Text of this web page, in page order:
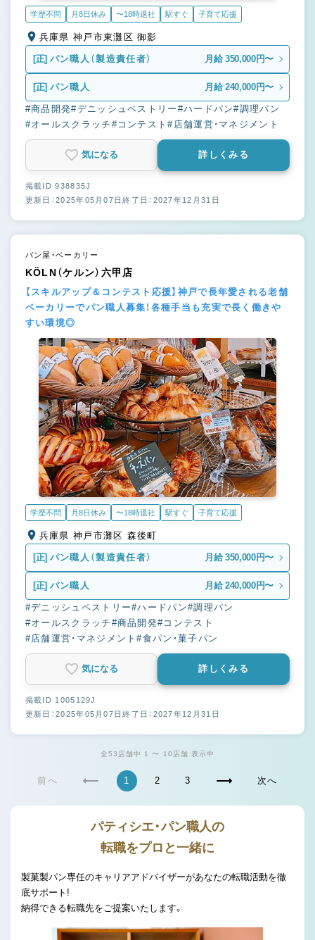
学歴不問 月8日休み 〜18時退社 駅すぐ 子育て応援
兵庫県 神戸市東灘区 御影
[正] パン職人（製造責任者） 月給 350,000円〜
[正] パン職人 月給 240,000円〜
#商品開発#デニッシュペストリー #ハードパン#調理パン
#オールスクラッチ #コンテスト#店舗運営・マネジメント
気になる 詳しくみる
掲載ID 938835J
更新日：2025年05月07日終了日：2027年12月31日
パン屋・ベーカリー
KÖLN（ケルン）六甲店
【スキルアップ＆コンテスト応援】神戸で長年愛される老舗
ベーカリーでパン職人募集！各種手当も充実で長く働きや
すい環境◎
学歴不問 月8日休み 〜18時退社 駅すぐ 子育て応援
兵庫県 神戸市灘区 森後町
[正] パン職人（製造責任者） 月給 350,000円〜
[正] パン職人 月給 240,000円〜
#デニッシュペストリー#ハードパン#調理パン
#オールスクラッチ #商品開発#コンテスト
#店舗運営・マネジメント#食パン・菓子パン
気になる 詳しくみる
掲載ID 1005129J
更新日：2025年05月07日終了日：2027年12月31日
全53店舗中 1 〜 10店舗 表示中
前へ 1 2 3 次へ
パティシエ・パン職人の
転職をプロと一緒に
製菓製パン専任のキャリアアドバイザーがあなたの転職活動を徹
底サポート!
納得できる転職先をご提案いたします。